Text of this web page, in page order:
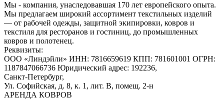
Мы - компания, унаследовавшая 170 лет европейского опыта.
Мы предлагаем широкий ассортимент текстильных изделий
— от рабочей одежды, защитной экипировки, ковров и
текстиля для ресторанов и гостиниц, до промышленных
ковров и полотенец.
Реквизиты:
ООО «Линдэйли» ИНН: 7816659619 КПП: 781601001 ОГРН:
1187847066736 Юридический адрес: 192236,
Санкт-Петербург,
Ул. Софийская, д. 8, к. 1, лит. В, помещ. 2-н
АРЕНДА КОВРОВ